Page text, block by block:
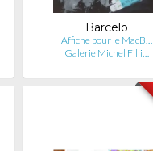
Barcelo
Affiche pour le MacB…
Galerie Michel Filli…